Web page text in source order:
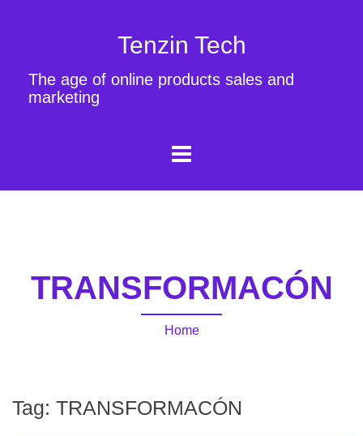
Tenzin Tech
The age of online products sales and
marketing
TRANSFORMACÓN
Home
Tag: TRANSFORMACÓN